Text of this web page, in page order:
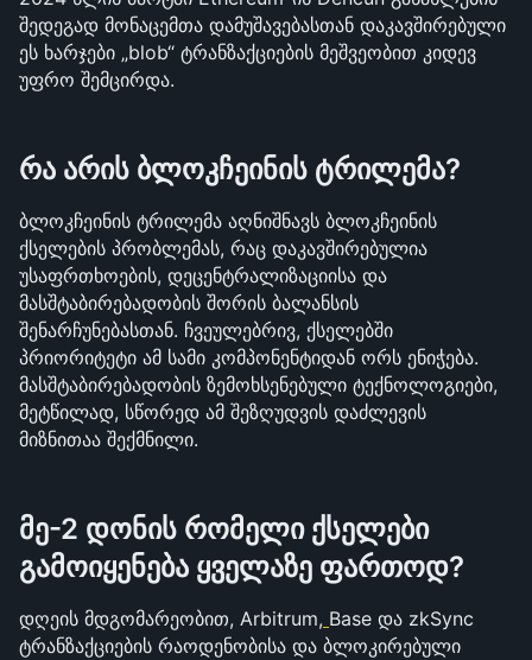
შედეგად მონაცემთა დამუშავებასთან დაკავშირებული
ეს ხარჯები „blob“ ტრანზაქციების მეშვეობით კიდევ
უფრო შემცირდა.
რა არის ბლოკჩეინის ტრილემა?
ბლოკჩეინის ტრილემა აღნიშნავს ბლოკჩეინის
ქსელების პრობლემას, რაც დაკავშირებულია
უსაფრთხოების, დეცენტრალიზაციისა და
მასშტაბირებადობის შორის ბალანსის
შენარჩუნებასთან. ჩვეულებრივ, ქსელებში
პრიორიტეტი ამ სამი კომპონენტიდან ორს ენიჭება.
მასშტაბირებადობის ზემოხსენებული ტექნოლოგიები,
მეტწილად, სწორედ ამ შეზღუდვის დაძლევის
მიზნითაა შექმნილი.
მე-2 დონის რომელი ქსელები
გამოიყენება ყველაზე ფართოდ?
დღეის მდგომარეობით, Arbitrum, Base და zkSync
ტრანზაქციების რაოდენობისა და ბლოკირებული